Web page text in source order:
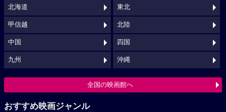
北海道 東北
甲信越 北陸
中国 四国
九州 沖縄
全国の映画館へ
おすすめ映画ジャンル